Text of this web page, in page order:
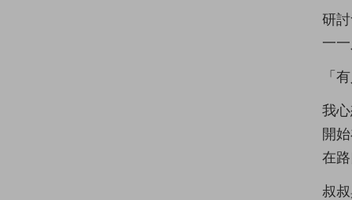
研
一
「
我
開
在
叔